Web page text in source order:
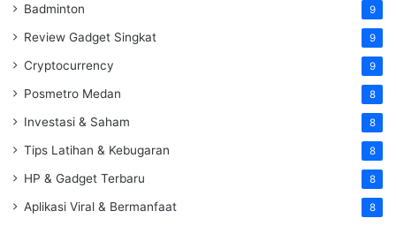
Badminton 9
Review Gadget Singkat 9
Cryptocurrency 9
Posmetro Medan 8
Investasi & Saham 8
Tips Latihan & Kebugaran 8
HP & Gadget Terbaru 8
Aplikasi Viral & Bermanfaat 8